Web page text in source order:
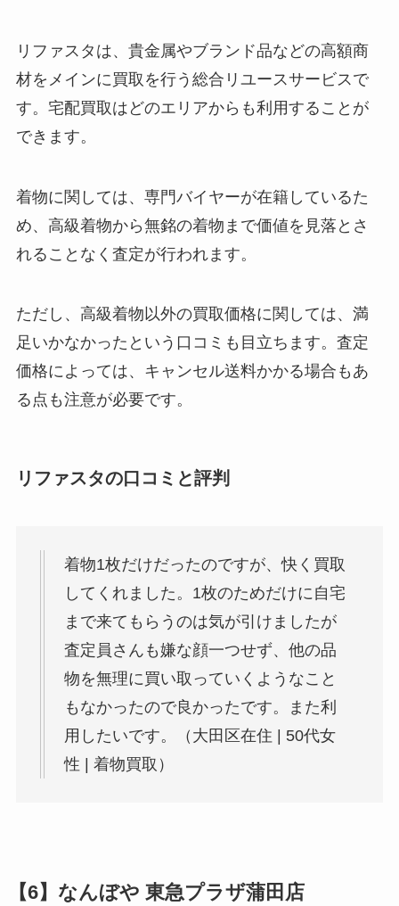
リファスタは、貴金属やブランド品などの高額商
材をメインに買取を行う総合リユースサービスで
す。宅配買取はどのエリアからも利用することが
できます。
着物に関しては、専門バイヤーが在籍しているた
め、高級着物から無銘の着物まで価値を見落とさ
れることなく査定が行われます。
ただし、高級着物以外の買取価格に関しては、満
足いかなかったという口コミも目立ちます。査定
価格によっては、キャンセル送料かかる場合もあ
る点も注意が必要です。
リファスタの口コミと評判
着物1枚だけだったのですが、快く買取
してくれました。1枚のためだけに自宅
まで来てもらうのは気が引けましたが
査定員さんも嫌な顔一つせず、他の品
物を無理に買い取っていくようなこと
もなかったので良かったです。また利
用したいです。（大田区在住 | 50代女
性 | 着物買取）
【6】なんぼや 東急プラザ蒲田店